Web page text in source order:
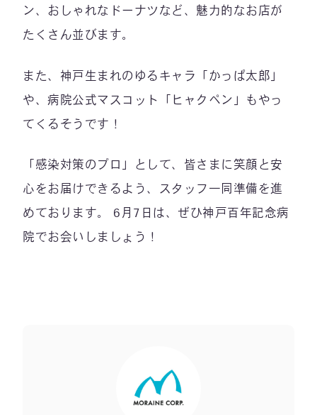
ン、おしゃれなドーナツなど、魅力的なお店が
たくさん並びます。
また、神戸生まれのゆるキャラ「かっぱ太郎」
や、病院公式マスコット「ヒャクペン」もやっ
てくるそうです！
「感染対策のプロ」として、皆さまに笑顔と安
心をお届けできるよう、スタッフ一同準備を進
めております。 6月7日は、ぜひ神戸百年記念病
院でお会いしましょう！